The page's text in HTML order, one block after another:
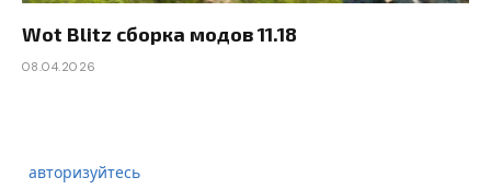
Wot Blitz сборка модов 11.18
08.04.2026
авторизуйтесь